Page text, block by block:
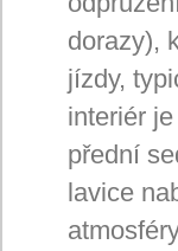
dorazy),
jízdy,
interiér
přední
lavice